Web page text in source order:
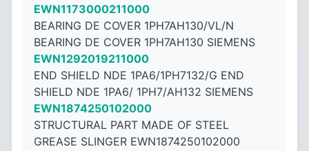
EWN1173000211000
BEARING DE COVER 1PH7AH130/VL/N
BEARING DE COVER 1PH7AH130 SIEMENS
EWN1292019211000
END SHIELD NDE 1PA6/1PH7132/G END
SHIELD NDE 1PA6/ 1PH7/AH132 SIEMENS
EWN1874250102000
STRUCTURAL PART MADE OF STEEL
GREASE SLINGER EWN1874250102000